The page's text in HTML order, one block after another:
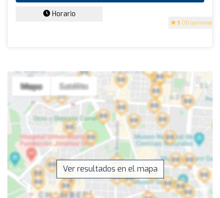
5 (10 opiniones)
Horario
Ver resultados en el mapa